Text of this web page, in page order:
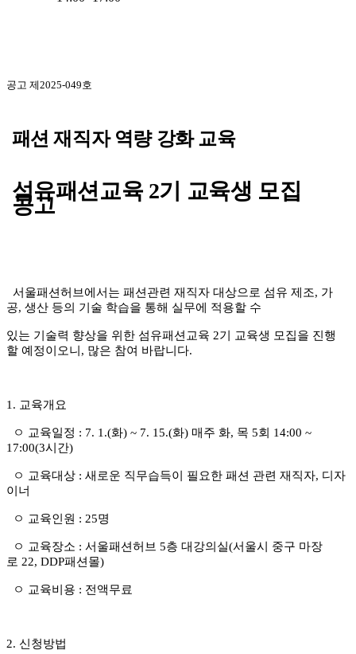
공고 제2025-049호
패션 재직자 역량 강화 교육
섬유패션교육 2기 교육생 모집
공고
서울패션허브에서는 패션관련 재직자 대상으로 섬유 제조, 가
공, 생산 등의 기술 학습을 통해 실무에 적용할 수
있는 기술력 향상을 위한 섬유패션교육 2기 교육생 모집을 진행
할 예정이오니 , 많은 참여 바랍니다.
1. 교육개요
ㅇ 교육일정 : 7. 1.(화) ~ 7. 15.(화) 매주 화, 목 5회 14:00 ~
17:00(3시간)
ㅇ 교육대상 : 새로운 직무습득이 필요한 패션 관련 재직자, 디자
이너
ㅇ 교육인원 : 25명
ㅇ 교육장소 : 서울패션허브 5층 대강의실(서울시 중구 마장
로 22, DDP패션몰)
ㅇ 교육비용 : 전액무료
2. 신청방법